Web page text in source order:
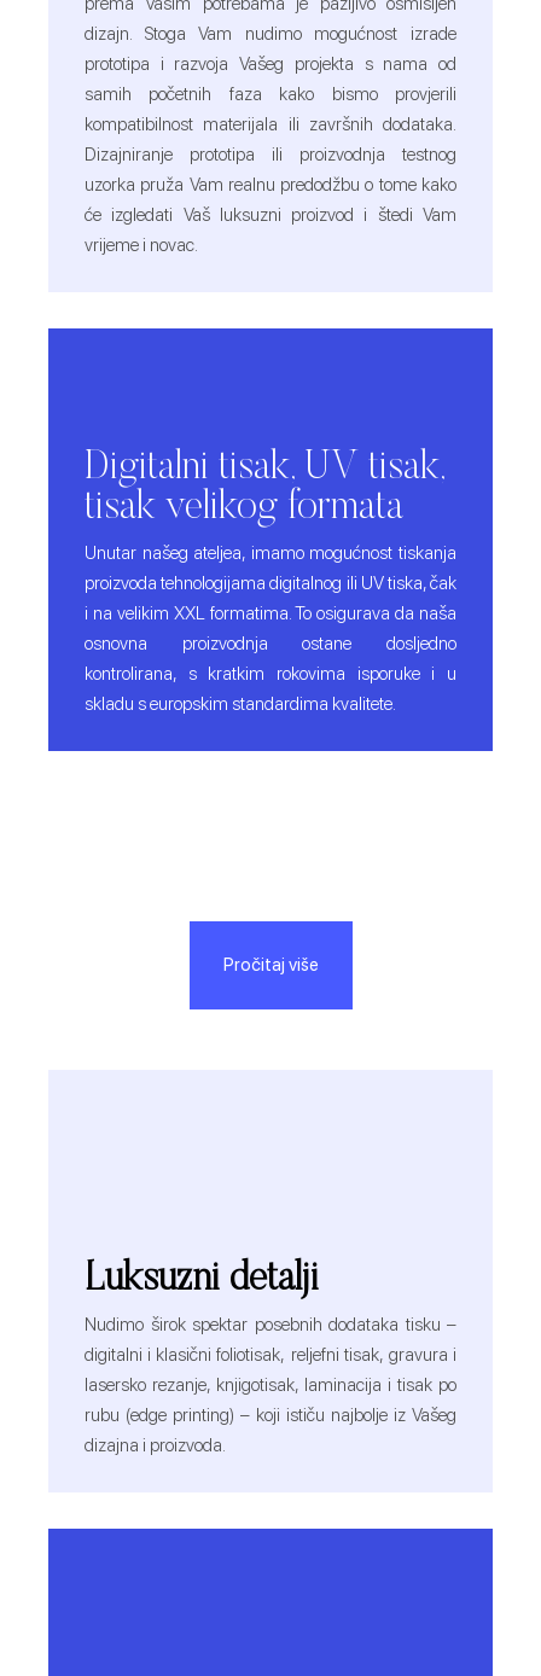
dizajn. Stoga Vam nudimo mogućnost izrade
prototipa i razvoja Vašeg projekta s nama od
samih početnih faza kako bismo provjerili
kompatibilnost materijala ili završnih dodataka.
Dizajniranje prototipa ili proizvodnja testnog
uzorka pruža Vam realnu predodžbu o tome kako
će izgledati Vaš luksuzni proizvod i štedi Vam
vrijeme i novac.
Digitalni tisak, UV tisak,
tisak velikog formata
Unutar našeg ateljea, imamo mogućnost tiskanja
proizvoda tehnologijama digitalnog ili UV tiska, čak
i na velikim XXL formatima. To osigurava da naša
osnovna proizvodnja ostane dosljedno
kontrolirana, s kratkim rokovima isporuke i u
skladu s europskim standardima kvalitete.
Pročitaj više
Luksuzni detalji
Nudimo širok spektar posebnih dodataka tisku –
digitalni i klasični foliotisak, reljefni tisak, gravura i
lasersko rezanje, knjigotisak, laminacija i tisak po
rubu (edge printing) – koji ističu najbolje iz Vašeg
dizajna i proizvoda.